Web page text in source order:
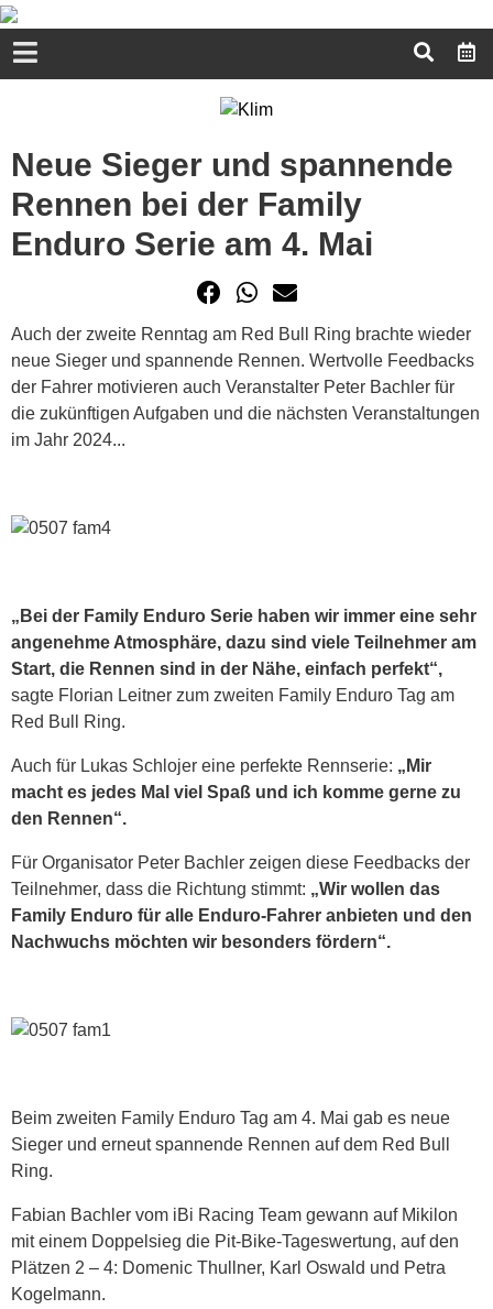
Neue Sieger und spannende
Rennen bei der Family
Enduro Serie am 4. Mai
Auch der zweite Renntag am Red Bull Ring brachte wieder
neue Sieger und spannende Rennen. Wertvolle Feedbacks
der Fahrer motivieren auch Veranstalter Peter Bachler für
die zukünftigen Aufgaben und die nächsten Veranstaltungen
im Jahr 2024...
„Bei der Family Enduro Serie haben wir immer eine sehr
angenehme Atmosphäre, dazu sind viele Teilnehmer am
Start, die Rennen sind in der Nähe, einfach perfekt“,
sagte Florian Leitner zum zweiten Family Enduro Tag am
Red Bull Ring.
Auch für Lukas Schlojer eine perfekte Rennserie: „Mir
macht es jedes Mal viel Spaß und ich komme gerne zu
den Rennen“.
Für Organisator Peter Bachler zeigen diese Feedbacks der
Teilnehmer, dass die Richtung stimmt: „Wir wollen das
Family Enduro für alle Enduro-Fahrer anbieten und den
Nachwuchs möchten wir besonders fördern“.
Beim zweiten Family Enduro Tag am 4. Mai gab es neue
Sieger und erneut spannende Rennen auf dem Red Bull
Ring.
Fabian Bachler vom iBi Racing Team gewann auf Mikilon
mit einem Doppelsieg die Pit-Bike-Tageswertung, auf den
Plätzen 2 – 4: Domenic Thullner, Karl Oswald und Petra
Kogelmann.